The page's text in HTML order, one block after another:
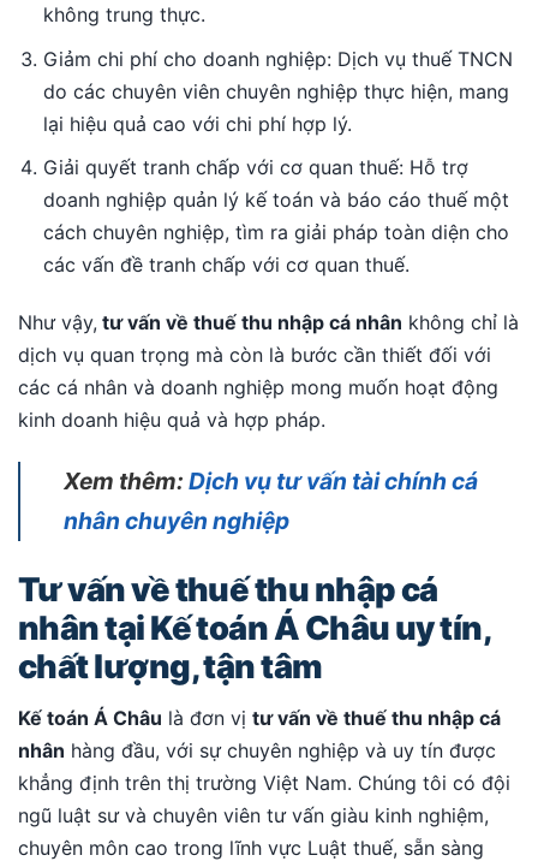
không trung thực.
Giảm chi phí cho doanh nghiệp: Dịch vụ thuế TNCN
do các chuyên viên chuyên nghiệp thực hiện, mang
lại hiệu quả cao với chi phí hợp lý.
Giải quyết tranh chấp với cơ quan thuế: Hỗ trợ
doanh nghiệp quản lý kế toán và báo cáo thuế một
cách chuyên nghiệp, tìm ra giải pháp toàn diện cho
các vấn đề tranh chấp với cơ quan thuế.
Như vậy, tư vấn về thuế thu nhập cá nhân không chỉ là
dịch vụ quan trọng mà còn là bước cần thiết đối với
các cá nhân và doanh nghiệp mong muốn hoạt động
kinh doanh hiệu quả và hợp pháp.
Xem thêm: Dịch vụ tư vấn tài chính cá
nhân chuyên nghiệp
Tư vấn về thuế thu nhập cá
nhân tại Kế toán Á Châu uy tín,
chất lượng, tận tâm
Kế toán Á Châu là đơn vị tư vấn về thuế thu nhập cá
nhân hàng đầu, với sự chuyên nghiệp và uy tín được
khẳng định trên thị trường Việt Nam. Chúng tôi có đội
ngũ luật sư và chuyên viên tư vấn giàu kinh nghiệm,
chuyên môn cao trong lĩnh vực Luật thuế, sẵn sàng